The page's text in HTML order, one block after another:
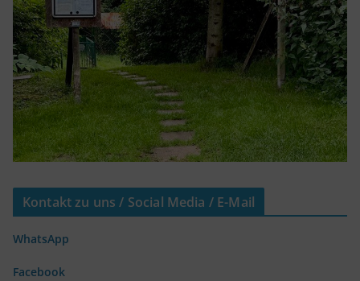
Kontakt zu uns / Social Media / E-Mail
WhatsApp
Facebook